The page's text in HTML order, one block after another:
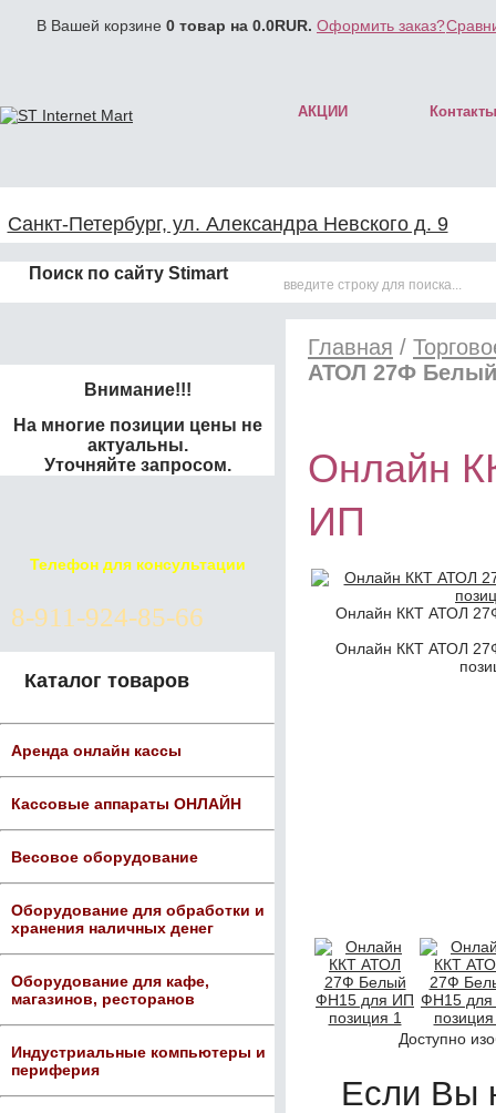
В Вашей корзине 0 товар на 0.0RUR. Оформить заказ?
АКЦИИ Контакты
Санкт-Петербург, ул. Александра Невского д. 9
Поиск по сайту Stimart
Внимание!!!
На многие позиции цены не
актуальны.
Уточняйте запросом.
Телефон для консультации
8-911-924-85-66
Каталог товаров
Аренда онлайн кассы
Кассовые аппараты ОНЛАЙН
Весовое оборудование
Оборудование для обработки и
хранения наличных денег
Оборудование для кафе,
магазинов, ресторанов
Индустриальные компьютеры и
периферия
Главная /
АТОЛ 27Ф
Онлайн
ИП
Онлайн ККТ АТОЛ
Онлайн ККТ АТОЛ
Доступно
Если Вы